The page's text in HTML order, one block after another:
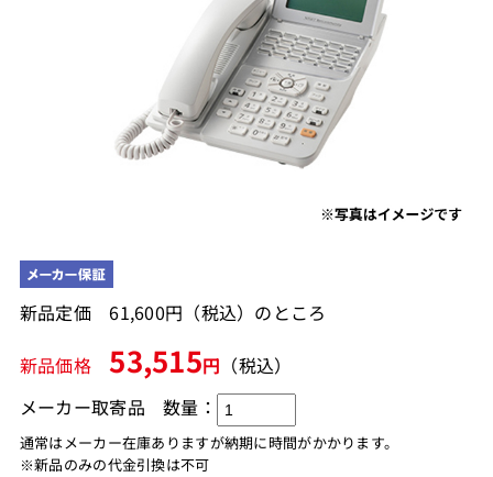
新品定価 61,600円（税込）のところ
新品価格53,515円 （税込）
メーカー取寄品
通常はメーカー在庫ありますが納期に時間がかかります。
※新品のみの代金引換は不可
数量：